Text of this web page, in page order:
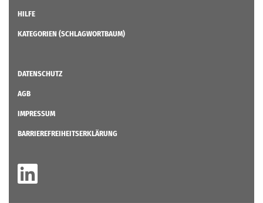
HILFE
KATEGORIEN (SCHLAGWORTBAUM)
DATENSCHUTZ
AGB
IMPRESSUM
BARRIEREFREIHEITSERKLÄRUNG